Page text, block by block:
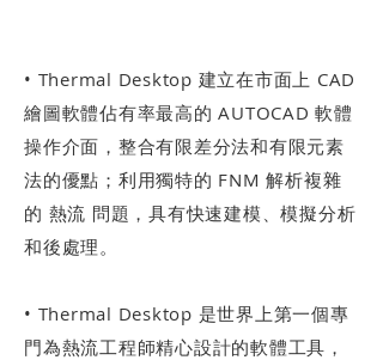
• Thermal Desktop 建立在市面上 CAD
繪圖軟體佔有率最高的 AUTOCAD 軟體
操作介面，整合有限差分法和有限元素
法的優點；利用獨特的 FNM 解析複雜
的 熱流 問題，具有快速建模、模擬分析
和後處理。
• Thermal Desktop 是世界上第一個專
門為熱流工程師精心設計的軟體工具，